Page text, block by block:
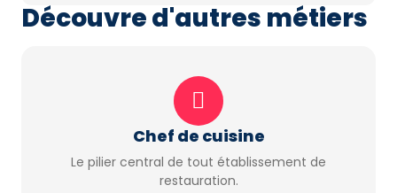
Découvre d'autres métiers
Chef de cuisine
Le pilier central de tout établissement de
restauration.